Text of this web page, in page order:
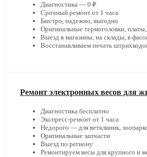
Диагностика — 0 ₽
Срочный ремонт от 1 часа
Быстро, надежно, выгодно
Оригинальные термоголовки,
Выезд в магазины, на склады, в
Восстанавливаем печать
Ремонт электронных весов для
Диагностика бесплатно
Экспресс-ремонт от 1 часа
Недорого — для ветклиник,
Оригинальные запчасти
Выезд по региону
Ремонтируем весы для крупного и